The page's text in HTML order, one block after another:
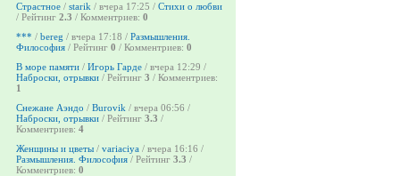
Страстное / starik / вчера 17:25 / Стихи о любви
/ Рейтинг 2.3 / Комментриев: 0
*** / bereg / вчера 17:18 / Размышления.
Философия / Рейтинг 0 / Комментриев: 0
В море памяти / Игорь Гарде / вчера 12:29 /
Наброски, отрывки / Рейтинг 3 / Комментриев:
1
Снежане Аэндо / Burovik / вчера 06:56 /
Наброски, отрывки / Рейтинг 3.3 /
Комментриев: 4
Женщины и цветы / variaciya / вчера 16:16 /
Размышления. Философия / Рейтинг 3.3 /
Комментриев: 0